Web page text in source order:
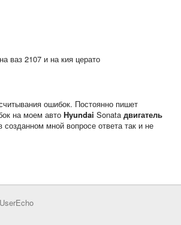
ваз 2107 и на кия церато
ошибок. Постоянно пишет
на моем авто Hyundai Sonata двигатель
мной вопросе ответа так и не